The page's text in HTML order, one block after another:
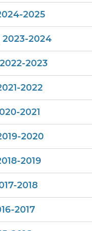
2025
2024
2023
2022
2021
2020
2019
2018
2017